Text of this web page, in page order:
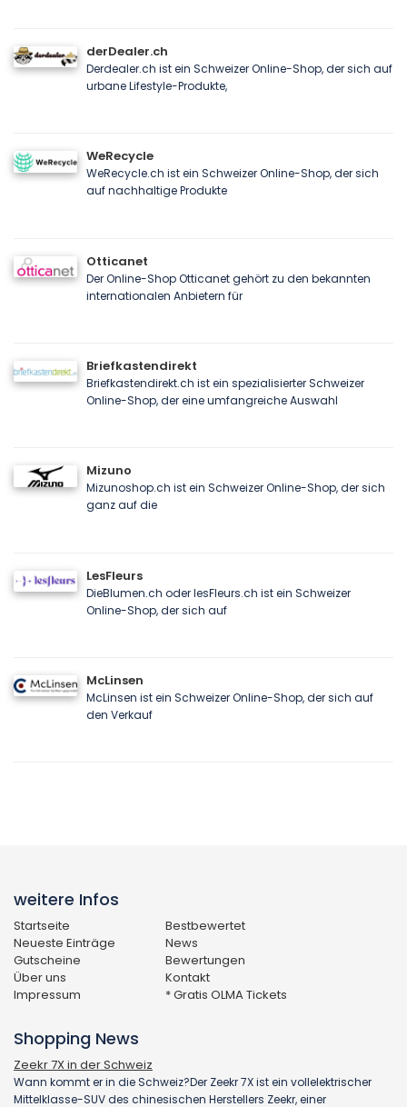
derDealer.ch
Derdealer.ch ist ein Schweizer Online-Shop, der sich auf
urbane Lifestyle-Produkte,
WeRecycle
WeRecycle.ch ist ein Schweizer Online-Shop, der sich
auf nachhaltige Produkte
Otticanet
Der Online-Shop Otticanet gehört zu den bekannten
internationalen Anbietern für
Briefkastendirekt
Briefkastendirekt.ch ist ein spezialisierter Schweizer
Online-Shop, der eine umfangreiche Auswahl
Mizuno
Mizunoshop.ch ist ein Schweizer Online-Shop, der sich
ganz auf die
LesFleurs
DieBlumen.ch oder lesFleurs.ch ist ein Schweizer
Online-Shop, der sich auf
McLinsen
McLinsen ist ein Schweizer Online-Shop, der sich auf
den Verkauf
weitere Infos
Startseite
Bestbewertet
Neueste Einträge
News
Gutscheine
Bewertungen
Über uns
Kontakt
Impressum
* Gratis OLMA Tickets
Shopping News
Zeekr 7X in der Schweiz
Wann kommt er in die Schweiz?Der Zeekr 7X ist ein vollelektrischer
Mittelklasse-SUV des chinesischen Herstellers Zeekr, einer